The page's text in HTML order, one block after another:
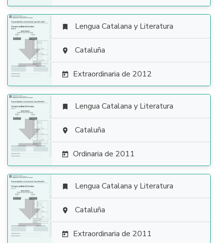

 Lengua Catalana y Literatura
 Cataluña
 Extraordinaria de 2012

 Lengua Catalana y Literatura
 Cataluña
 Ordinaria de 2011

 Lengua Catalana y Literatura
 Cataluña
 Extraordinaria de 2011